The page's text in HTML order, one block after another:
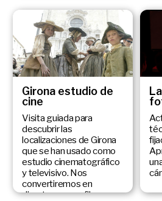
Girona estudio de
cine
Visita guiada para
descubrir las
localizaciones de Girona
que se han usado como
estudio cinematográfico
y televisivo. Nos
convertiremos en
directores para filmar